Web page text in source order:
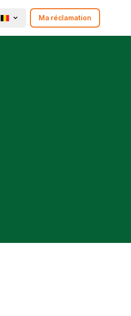
Ma réclamation